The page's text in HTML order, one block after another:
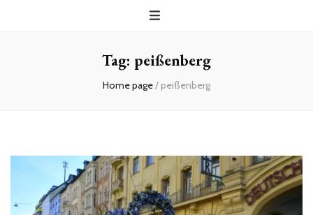
Tag: peißenberg
Home page/ peißenberg